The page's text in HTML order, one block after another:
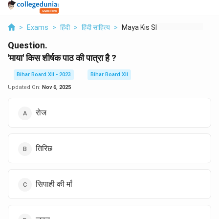
> Exams > हिंदी > हिंदी साहित्य > Maya Kis Sheershak P...
Question.
'माया' किस शीर्षक पाठ की पात्रा है ?
Bihar Board XII - 2023
Bihar Board XII
Updated On: Nov 6, 2025
रोज
तिरिछ
सिपाही की माँ